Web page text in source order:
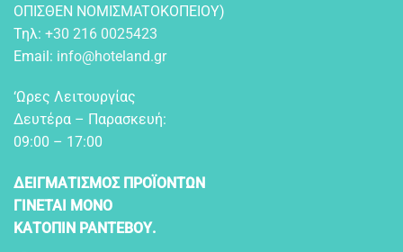
OΠIΣΘEN NOMIΣMATOKOΠEIOY)
Τηλ: +30 216 0025423
Email: info@hoteland.gr
‘Ωρες Λειτουργίας
Δευτέρα – Παρασκευή:
09:00 – 17:00
ΔΕΙΓΜΑΤΙΣΜΟΣ ΠΡΟΪΟΝΤΩΝ
ΓΙΝΕΤΑΙ ΜΟΝΟ
ΚΑΤΟΠΙΝ ΡΑΝΤΕΒΟΥ.